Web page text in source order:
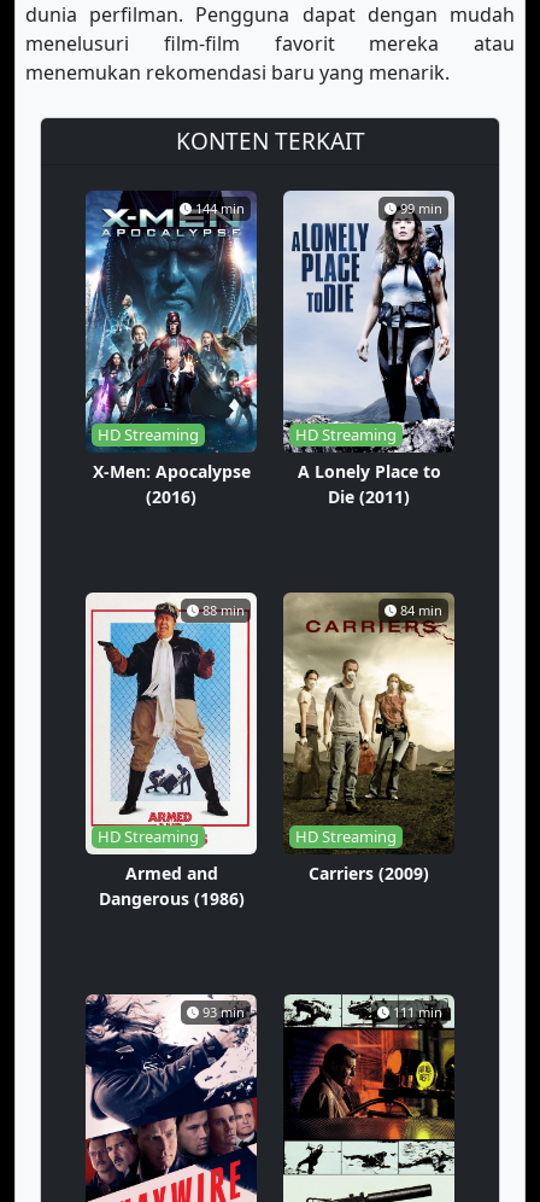
dunia perfilman. Pengguna dapat dengan mudah
menelusuri film-film favorit mereka atau
menemukan rekomendasi baru yang menarik.
KONTEN TERKAIT
144 min
HD Streaming
X-Men: Apocalypse
(2016)
99 min
HD Streaming
A Lonely Place to
Die (2011)
88 min
HD Streaming
Armed and
Dangerous (1986)
84 min
HD Streaming
Carriers (2009)
93 min 111 min